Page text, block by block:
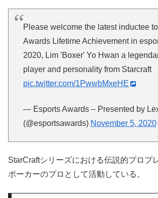
Please welcome the latest inductee
Awards Lifetime Achievement in
2020, Lim 'Boxer' Yo Hwan a
player and personality from Starcraft
pic.twitter.com/1PwwbMxeHE
— Esports Awards – Presented by
(@esportsawards) November 5, 2020
StarCraftシリーズにおける伝説的プロプ
ポーカーのプロとして活動している。